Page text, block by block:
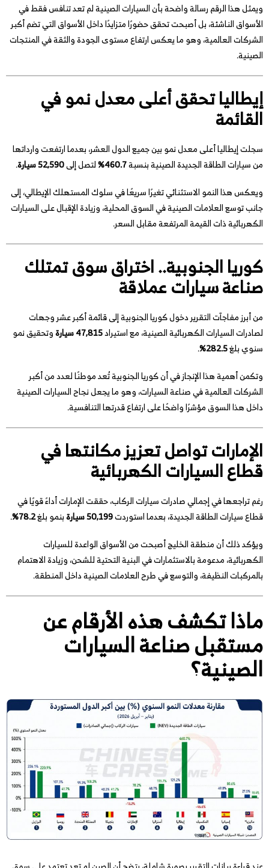
ويمثل هذا الرقم رسالة واضحة بأن السيارات الصينية لم تعد تنافس فقط في
الأسواق الناشئة، بل أصبحت تحقق حضورًا متزايدًا داخل الأسواق التي تضم أكبر
الشركات العالمية، وهو ما يعكس ارتفاع مستوى الجودة والثقة في المنتجات
الصينية.
إيطاليا تحقق أعلى معدل نمو في
القائمة
سجلت إيطاليا أعلى معدل نمو بين جميع الدول العشر، بعدما ارتفعت وارداتها
من سيارات الطاقة الجديدة الصينية بنسبة460.7% لتصل إلى52,590 سيارة
.
ويعكس هذا النمو الاستثنائي تغيرًا سريعًا في سلوك المستهلك الإيطالي، إلى
جانب توسع العلامات الصينية في السوق المحلية، وزيادة الإقبال على السيارات
الكهربائية ذات القيمة المرتفعة مقابل السعر.
كوريا الجنوبية.. اختراق سوق تمتلك
صناعة سيارات عملاقة
من أبرز مفاجآت التقرير دخول كوريا الجنوبية إلى قائمة أكبر عشر وجهات
لصادرات السيارات الكهربائية الصينية، مع استيراد47,815 سيارة
وتحقيق نمو
سنوي بلغ282.5%
.
وتكمن أهمية هذا الإنجاز في أن كوريا الجنوبية تُعد موطنًا لعدد من أكبر
الشركات العالمية في صناعة السيارات، وهو ما يجعل نجاح السيارات الصينية
داخل هذا السوق مؤشرًا واضحًا على ارتفاع قدرتها التنافسية.
الإمارات تواصل تعزيز مكانتها في
قطاع السيارات الكهربائية
رغم تراجعها في إجمالي صادرات سيارات الركاب، حققت الإمارات أداءً قويًا في
قطاع سيارات الطاقة الجديدة، بعدما استوردت50,199 سيارة بنمو بلغ78.2%
.
ويؤكد ذلك أن منطقة الخليج أصبحت من الأسواق الواعدة للسيارات
الكهربائية، مدعومة بالاستثمارات في البنية التحتية للشحن، وزيادة الاهتمام
بالمركبات النظيفة، والتوسع في طرح العلامات الصينية داخل المنطقة.
ماذا تكشف هذه الأرقام عن
مستقبل صناعة السيارات
الصينية؟